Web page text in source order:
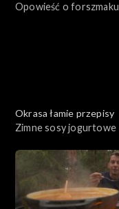
Opowieść o forszmaku
Okrasa łamie przepisy
Zimne sosy jogurtowe